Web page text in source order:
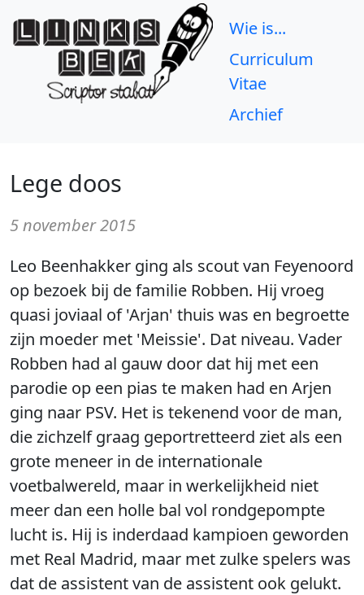
Wie is...
Curriculum
Vitae
Archief
Lege doos
5 november 2015
Leo Beenhakker ging als scout van Feyenoord
op bezoek bij de familie Robben. Hij vroeg
quasi joviaal of 'Arjan' thuis was en begroette
zijn moeder met 'Meissie'. Dat niveau. Vader
Robben had al gauw door dat hij met een
parodie op een pias te maken had en Arjen
ging naar PSV. Het is tekenend voor de man,
die zichzelf graag geportretteerd ziet als een
grote meneer in de internationale
voetbalwereld, maar in werkelijkheid niet
meer dan een holle bal vol rondgepompte
lucht is. Hij is inderdaad kampioen geworden
met Real Madrid, maar met zulke spelers was
dat de assistent van de assistent ook gelukt.